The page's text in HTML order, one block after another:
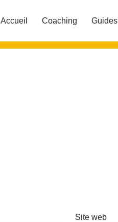
Accueil Coaching Guides
Site web